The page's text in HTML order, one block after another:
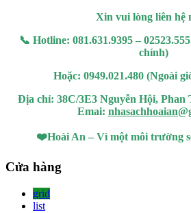
Xin vui lòng liên hệ
📞 Hotline: 081.631.9395 –
chính)
Hoặc: 0949.021.480 (Ngoài
Địa chỉ: 38C/3E3 Nguyễn Hội,
Emai:
❤️Hoài An – Vì một môi trường
Cửa hàng
grid
list